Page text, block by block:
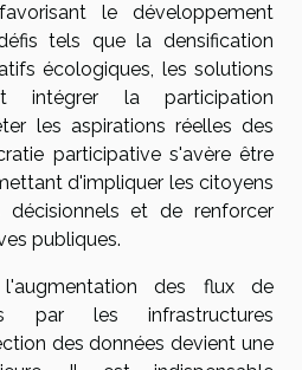
le développement
tels que la densification
écologiques, les solutions
intégrer la participation
les aspirations réelles des
participative s'avère être
d'impliquer les citoyens
décisionnels et de renforcer
publiques.
des flux de
par les infrastructures
des données devient une